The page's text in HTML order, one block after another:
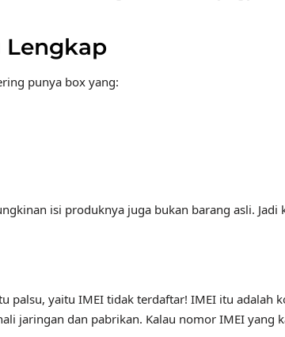
Lengkap
punya box yang:
isi produknya juga bukan barang asli. Jadi
palsu, yaitu IMEI tidak terdaftar! IMEI itu adalah
jaringan dan pabrikan. Kalau nomor IMEI yang